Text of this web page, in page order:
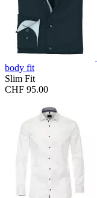
body fit
Slim Fit
CHF 95.00